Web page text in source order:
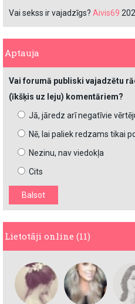
Vai sekss ir vajadzīgs? Aivis69
Aptauja
Vai forumā publiski vajadzētu
(īkšķis uz leju) komentāriem?
Jā, jāredz arī negatīvie
Nē, lai paliek redzams tikai
Nezinu, nav viedokļa
Cits
Lietotāji online (11)